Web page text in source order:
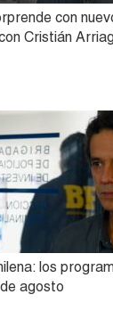
con
Cristián
los
agosto